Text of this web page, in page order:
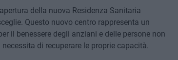
della nuova Residenza Sanitaria
Questo nuovo centro rappresenta un
il benessere degli anziani e delle persone non
di recuperare le proprie capacità.